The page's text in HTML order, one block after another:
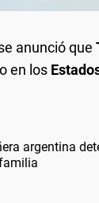
anunció que
en los
argentina